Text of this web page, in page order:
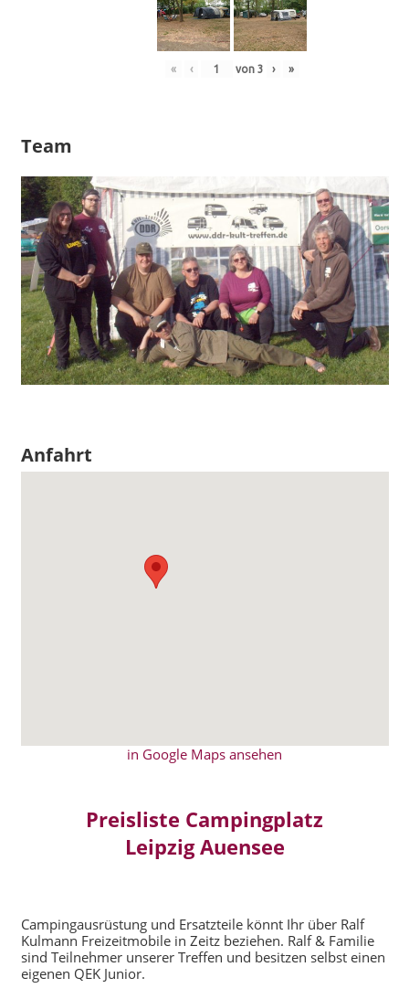
« ‹ von 3 › »
Team
Anfahrt
in Google Maps ansehen
Preisliste Campingplatz
Leipzig Auensee
Campingausrüstung und Ersatzteile könnt Ihr über Ralf
Kulmann Freizeitmobile in Zeitz beziehen. Ralf & Familie
sind Teilnehmer unserer Treffen und besitzen selbst einen
eigenen QEK Junior.